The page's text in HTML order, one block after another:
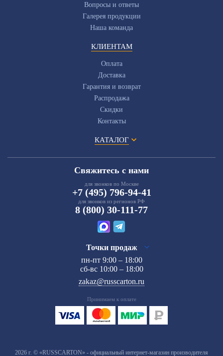
Вопросы и ответы
Галерея продукции
Наша команда
КЛИЕНТАМ
Оплата
Доставка
Гарантия и возврат
Распродажа
Скидки
Контакты
КАТАЛОГ
Свяжитесь с нами
для звонков по Москве
+7 (495) 796-94-41
для звонков из регионов РФ
8 (800) 30-111-77
Точки продаж
пн-пт 9:00 – 18:00
сб-вс 10:00 – 18:00
zakaz@russcarton.ru
Принимаем к оплате
2026 г. © «RUSSCARTON» - официальный интернет-магазин производителя